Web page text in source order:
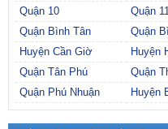
Quận 10
Quận
Quận Bình Tân
Quận
Huyện Cần Giờ
Huyện
Quận Tân Phú
Quận
Quận Phú Nhuận
Huyện